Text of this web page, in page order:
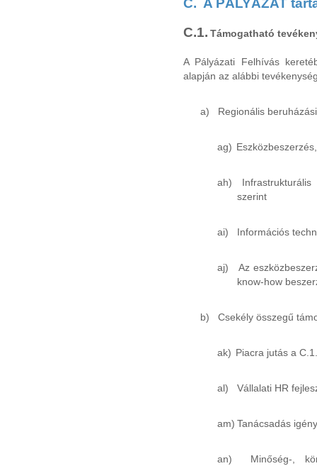
C. A PÁLYÁZAT
C.1. Támogatható
A Pályázati Felhívás
alapján az alábbi
a) Regionális
ag)
ah)
szerint
ai) Információs
aj)
Az
know-how
b) Csekély összegű
ak) Piacra jutás a
al) Vállalati HR
am) Tanácsadás
an)
Minőség-,